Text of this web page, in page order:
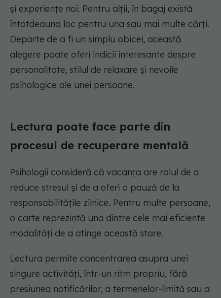
și experiențe noi. Pentru alții, în bagaj există
întotdeauna loc pentru una sau mai multe cărți.
Departe de a fi un simplu obicei, această
alegere poate oferi indicii interesante despre
personalitate, stilul de relaxare și nevoile
psihologice ale unei persoane.
Lectura poate face parte din
procesul de recuperare mentală
Psihologii consideră că vacanța are rolul de a
reduce stresul și de a oferi o pauză de la
responsabilitățile zilnice. Pentru multe persoane,
o carte reprezintă una dintre cele mai eficiente
modalități de a atinge această stare.
Lectura permite concentrarea asupra unei
singure activități, într-un ritm propriu, fără
presiunea notificărilor, a termenelor-limită sau a